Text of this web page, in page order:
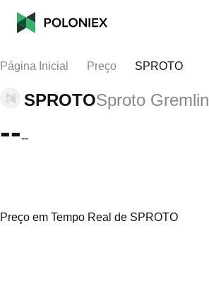
Página Inicial Preço SPROTO
SPROTOSproto Gremlin
----
Preço em Tempo Real de SPROTO